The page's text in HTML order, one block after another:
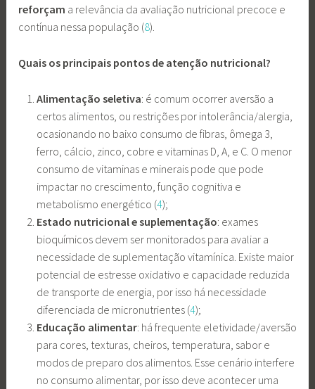
reforçam a relevância da avaliação nutricional precoce e
contínua nessa população (8).
Quais os principais pontos de atenção nutricional?
Alimentação seletiva: é comum ocorrer aversão a
certos alimentos, ou restrições por intolerância/alergia,
ocasionando no baixo consumo de fibras, ômega 3,
ferro, cálcio, zinco, cobre e vitaminas D, A, e C. O menor
consumo de vitaminas e minerais pode que pode
impactar no crescimento, função cognitiva e
metabolismo energético (4);
Estado nutricional e suplementação: exames
bioquímicos devem ser monitorados para avaliar a
necessidade de suplementação vitamínica. Existe maior
potencial de estresse oxidativo e capacidade reduzida
de transporte de energia, por isso há necessidade
diferenciada de micronutrientes (4);
Educação alimentar: há frequente eletividade/aversão
para cores, texturas, cheiros, temperatura, sabor e
modos de preparo dos alimentos. Esse cenário interfere
no consumo alimentar, por isso deve acontecer uma